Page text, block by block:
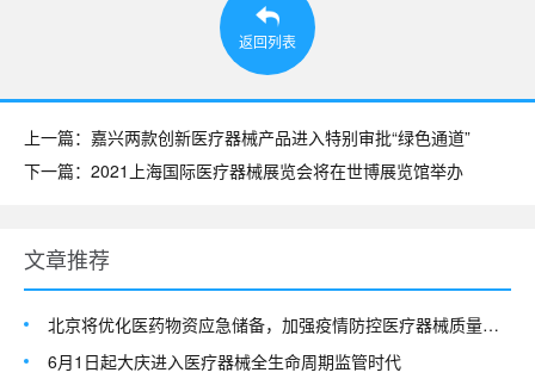
返回列表
上一篇：嘉兴两款创新医疗器械产品进入特别审批“绿色通道”
下一篇：2021上海国际医疗器械展览会将在世博展览馆举办
文章推荐
北京将优化医药物资应急储备，加强疫情防控医疗器械质量安全监管
6月1日起大庆进入医疗器械全生命周期监管时代